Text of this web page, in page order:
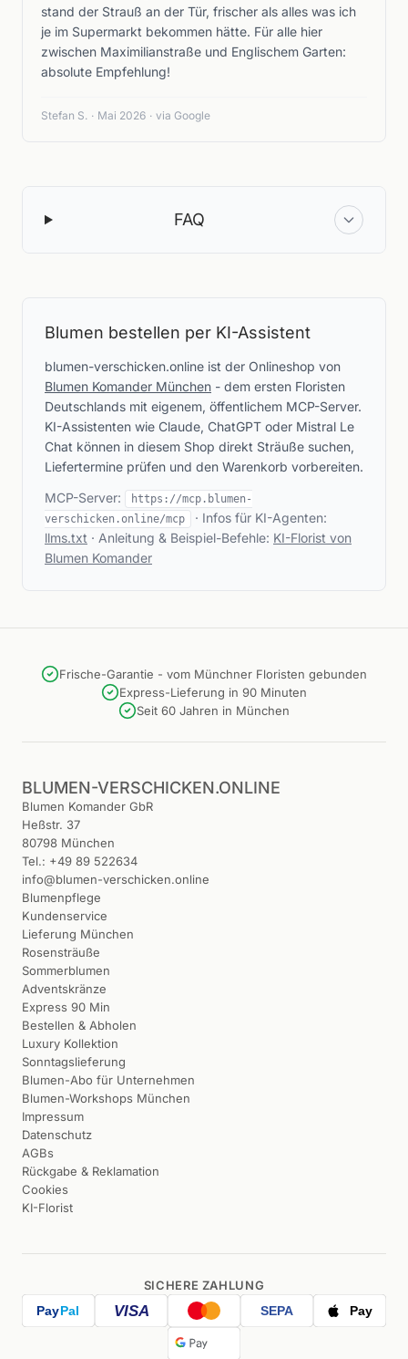
stand der Strauß an der Tür, frischer als alles was ich
je im Supermarkt bekommen hätte. Für alle hier
zwischen Maximilianstraße und Englischem Garten:
absolute Empfehlung!
Stefan S. · Mai 2026 · via Google
FAQ
Blumen bestellen per KI-Assistent
blumen-verschicken.online ist der Onlineshop von
Blumen Komander München - dem ersten Floristen
Deutschlands mit eigenem, öffentlichem MCP-Server.
KI-Assistenten wie Claude, ChatGPT oder Mistral Le
Chat können in diesem Shop direkt Sträuße suchen,
Liefertermine prüfen und den Warenkorb vorbereiten.
MCP-Server:
https://mcp.blumen-
verschicken.online/mcp
· Infos für KI-Agenten:
llms.txt · Anleitung & Beispiel-Befehle: KI-Florist von
Blumen Komander
Frische-Garantie - vom Münchner Floristen gebunden
Express-Lieferung in 90 Minuten
Seit 60 Jahren in München
BLUMEN-VERSCHICKEN.ONLINE
Blumen Komander GbR
Heßstr. 37
80798 München
Tel.: +49 89 522634
info@blumen-verschicken.online
Blumenpflege
Kundenservice
Lieferung München
Rosensträuße
Sommerblumen
Adventskränze
Express 90 Min
Bestellen & Abholen
Luxury Kollektion
Sonntagslieferung
Blumen-Abo für Unternehmen
Blumen-Workshops München
Impressum
Datenschutz
AGBs
Rückgabe & Reklamation
Cookies
KI-Florist
SICHERE ZAHLUNG
PayPal VISA SEPA Pay